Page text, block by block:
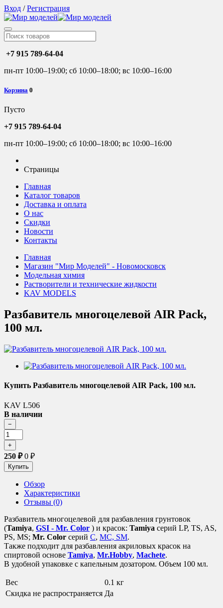
Вход /Регистрация
+7 915 789-64-04
пн-пт 10:00–19:00; сб 10:00–18:00; вс 10:00–16:00
Корзина 0
Пусто
+7 915 789-64-04
пн-пт 10:00–19:00; сб 10:00–18:00; вс 10:00–16:00
Страницы
Главная
Каталог товаров
Доставка и оплата
О нас
Скидки
Новости
Контакты
Главная
Магазин "Мир Моделей" - Новомосковск
Модельная химия
Растворители и технические жидкости
KAV MODELS
Разбавитель многоцелевой AIR Pack,
100 мл.
Купить Разбавитель многоцелевой AIR Pack, 100 мл.
KAV L506
В наличии
250 ₽0 ₽
Обзор
Характеристики
Отзывы (0)
Разбавитель многоцелевой для разбавления грунтовок
(Tamiya, GSI - Mr. Color ) и красок: Tamiya серий LP, TS, AS,
PS, MS; Mr. Color серий C, MC, SM.
Также подходит для разбавления акриловых красок на
спиртовой основе Tamiya, Mr.Hobby, Machete.
В удобной упаковке с капельным дозатором. Объем 100 мл.
Вес
0.1 кг
Скидка не распространяется Да